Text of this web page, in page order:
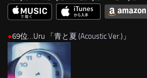
●69位…Uru 「青と夏 (Acoustic Ver.) 」